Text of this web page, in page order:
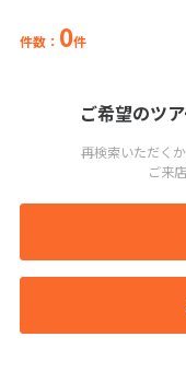
件数： 0件
ご希望のツ
再検索いただく
ご来